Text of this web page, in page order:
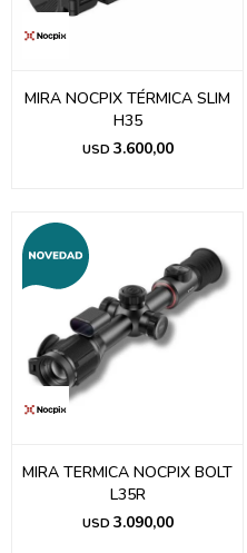
MIRA NOCPIX TÉRMICA SLIM
H35
USD 3.600,00
MIRA TERMICA NOCPIX BOLT
L35R
USD 3.090,00